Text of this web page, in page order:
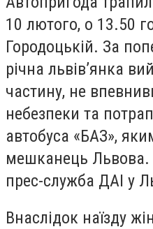
10 лютого, о 13.50
Городоцькій. За
річна львів’янка
частину, не
небезпеки та
автобуса «БАЗ»,
мешканець
прес-служба ДАІ у
Внаслідок наїзду